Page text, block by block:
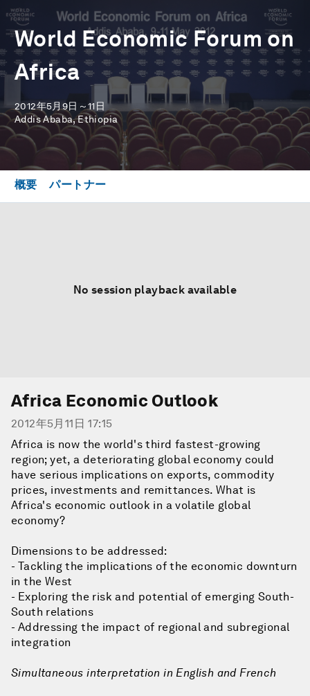
World Economic Forum on
Africa
2012年5月9日～11日
Addis Ababa, Ethiopia
概要 パートナー
No session playback available
Africa Economic Outlook
2012年5月11日 17:15
Africa is now the world's third fastest-growing
region; yet, a deteriorating global economy could
have serious implications on exports, commodity
prices, investments and remittances. What is
Africa's economic outlook in a volatile global
economy?
Dimensions to be addressed:
- Tackling the implications of the economic downturn
in the West
- Exploring the risk and potential of emerging South-
South relations
- Addressing the impact of regional and subregional
integration
Simultaneous interpretation in English and French